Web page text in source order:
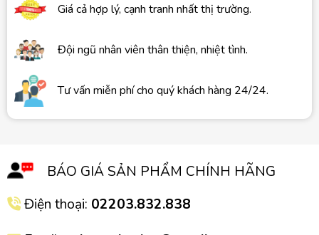
Giá cả hợp lý, cạnh tranh nhất thị trường.
Đội ngũ nhân viên thân thiện, nhiệt tình.
Tư vấn miễn phí cho quý khách hàng 24/24.
BÁO GIÁ SẢN PHẨM CHÍNH HÃNG
Điện thoại: 02203.832.838